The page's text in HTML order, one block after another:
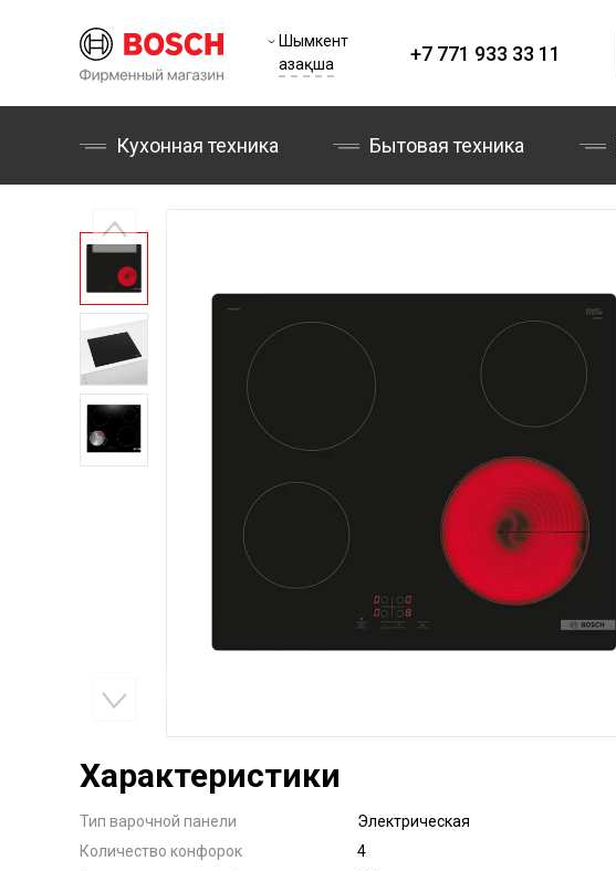
Шымкент
Қазақша
+7 771 933 33 11
Кухонная техника Бытовая техника
Характеристики
Тип варочной панели
Электрическая
Количество конфорок
4